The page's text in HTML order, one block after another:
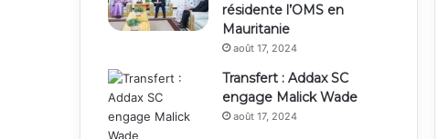
résidente l’OMS en
Mauritanie
août 17, 2024
Transfert : Addax SC
engage Malick Wade
août 17, 2024